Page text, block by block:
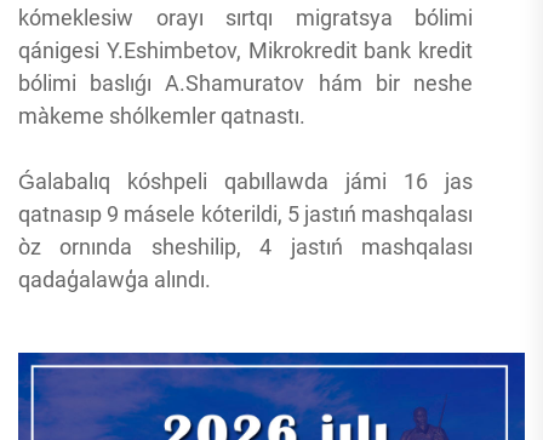
kómeklesiw orayı sırtqı migratsya bólimi
qánigesi Y.Eshimbetov, Mikrokredit bank kredit
bólimi baslıǵı A.Shamuratov hám bir neshe
màkeme shólkemler qatnastı.
Ǵalabalıq kóshpeli qabıllawda jámi 16 jas
qatnasıp 9 másele kóterildi, 5 jastıń mashqalası
òz ornında sheshilip, 4 jastıń mashqalası
qadaģalawģa alındı.